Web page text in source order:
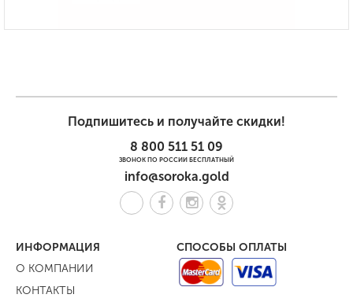
Подпишитесь и получайте скидки!
8 800 511 51 09
ЗВОНОК ПО РОССИИ БЕСПЛАТНЫЙ
info@soroka.gold
ИНФОРМАЦИЯ
О КОМПАНИИ
КОНТАКТЫ
СПОСОБЫ ОПЛАТЫ